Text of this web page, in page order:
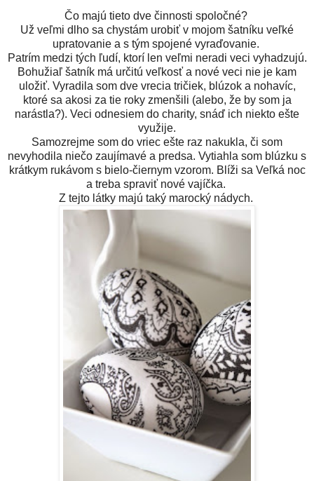
Čo majú tieto dve činnosti spoločné?
Už veľmi dlho sa chystám urobiť v mojom šatníku veľké
upratovanie a s tým spojené vyraďovanie.
Patrím medzi tých ľudí, ktorí len veľmi neradi veci vyhadzujú.
Bohužiaľ šatník má určitú veľkosť a nové veci nie je kam
uložiť. Vyradila som dve vrecia tričiek, blúzok a nohavíc,
ktoré sa akosi za tie roky zmenšili (alebo, že by som ja
narástla?). Veci odnesiem do charity, snáď ich niekto ešte
využije.
Samozrejme som do vriec ešte raz nakukla, či som
nevyhodila niečo zaujímavé a predsa. Vytiahla som blúzku s
krátkym rukávom s bielo-čiernym vzorom. Blíži sa Veľká noc
a treba spraviť nové vajíčka.
Z tejto látky majú taký marocký nádych.